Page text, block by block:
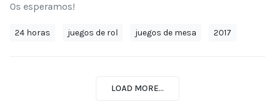
Os esperamos!
24 horas juegos de rol juegos de mesa 2017
LOAD MORE...